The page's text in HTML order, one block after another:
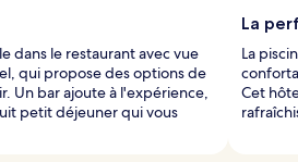
dans le restaurant avec vue
qui propose des options de
Un bar ajoute à l'expérience,
petit déjeuner qui vous
La
La
Cet